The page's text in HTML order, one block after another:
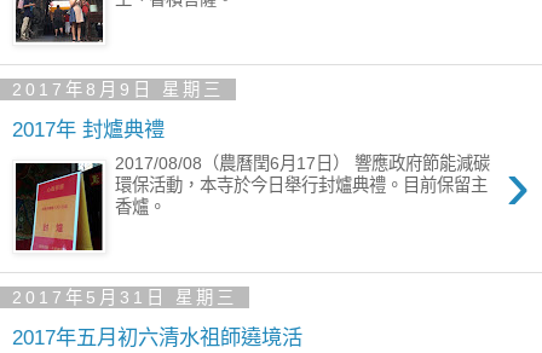
2017年8月9日 星期三
2017年 封爐典禮
›
2017/08/08（農曆閏6月17日） 響應政府節能減碳
環保活動，本寺於今日舉行封爐典禮。目前保留主
香爐。
2017年5月31日 星期三
2017年五月初六清水祖師遶境活